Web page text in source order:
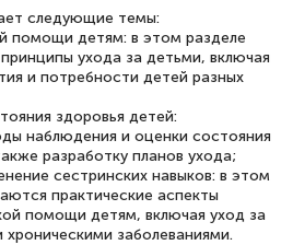
помогли
тестированию. Это
рекомендации,
подготовку
помогает пройти
Спасибо!
следующие темы:
помощи детям: в этом разделе
ухода за детьми, включая
и потребности детей разных
здоровья детей:
наблюдения и оценки состояния
разработку планов ухода;
сестринских навыков: в этом
практические аспекты
помощи детям, включая уход за
заболеваниями.